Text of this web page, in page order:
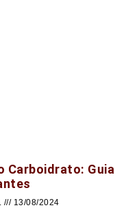
Carboidrato:
13/08/2024